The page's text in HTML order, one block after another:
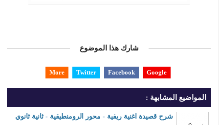
شارك هذا الموضوع
Google
Facebook
Twitter
More
المواضيع المشابهة :
شرح قصيدة اغنية ريفية - محور الرومنطيقية - ثانية ثانوي